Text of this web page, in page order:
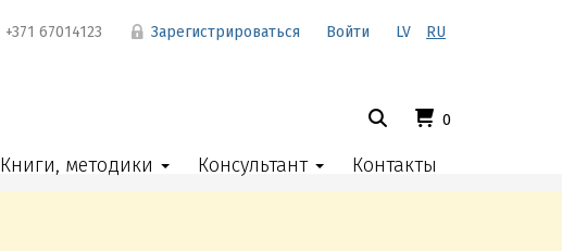
+371 67014123 Зарегистрироваться Войти LV RU
0
Книги, методики Консультант Контакты